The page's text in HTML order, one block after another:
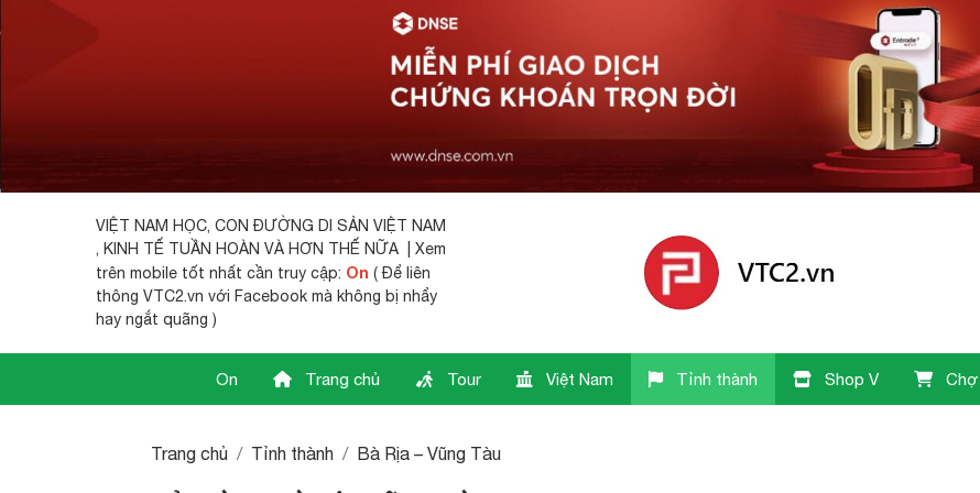
VIỆT NAM HỌC, CON ĐƯỜNG DI SẢN VIỆT NAM
, KINH TẾ TUẦN HOÀN VÀ HƠN THẾ NỮA | Xem
trên mobile tốt nhất cần truy cập: On ( Để liên
thông VTC2.vn với Facebook mà không bị nhẩy
hay ngắt quãng )
On Trang chủ Tour Việt Nam Tỉnh thành Shop V Chợ
Trang chủ Tỉnh thành Bà Rịa – Vũng Tàu